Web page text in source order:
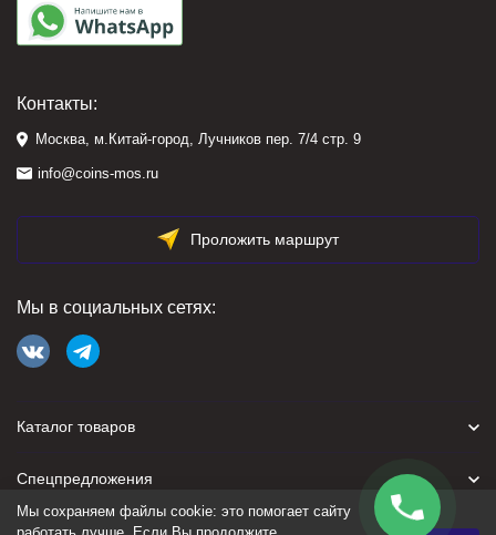
Контакты:
Москва, м.Китай-город, Лучников пер. 7/4 стр. 9
info@coins-mos.ru
Проложить маршрут
Мы в социальных сетях:
Каталог товаров
Спецпредложения
Для покупателя
Мы сохраняем файлы cookie: это помогает сайту